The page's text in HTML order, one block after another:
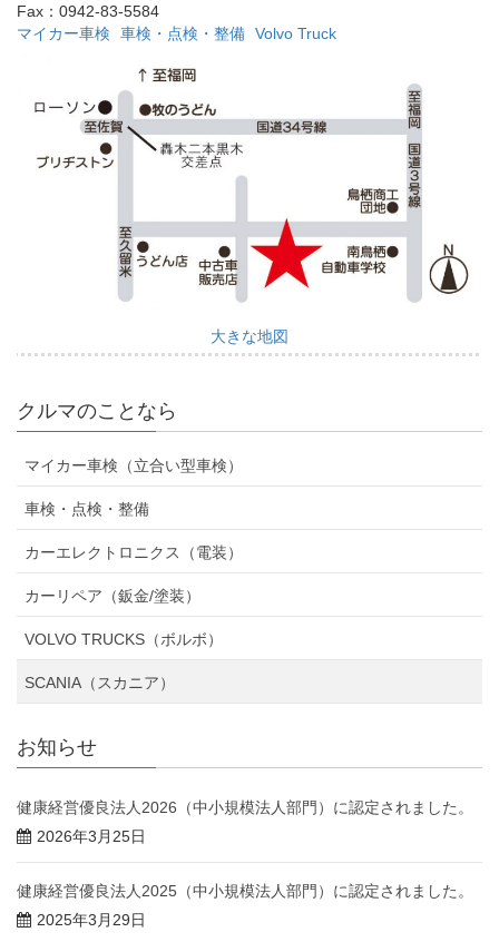
Fax：0942-83-5584
マイカー車検
車検・点検・整備 Volvo Truck
大きな地図
クルマのことなら
マイカー車検（立合い型車検）
車検・点検・整備
カーエレクトロニクス（電装）
カーリペア（鈑金/塗装）
VOLVO TRUCKS（ボルボ）
SCANIA（スカニア）
お知らせ
健康経営優良法人2026（中小規模法人部門）に認定されました。
2026年3月25日
健康経営優良法人2025（中小規模法人部門）に認定されました。
2025年3月29日